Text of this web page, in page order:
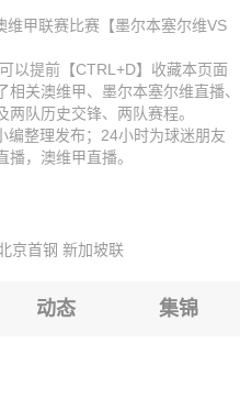
本塞尔维VS北部吉隆勇士
尔本塞尔维VS北部吉隆勇士
尔本塞尔维VS北部吉隆勇士
本塞尔维VS北部吉隆勇士
尔本塞尔维VS北部吉隆勇士
尔本塞尔维VS北部吉隆勇士
本塞尔维VS北部吉隆勇士
甲联赛比赛【墨尔本塞尔维VS
以提前【CTRL+D】收藏本页面
关澳维甲、墨尔本塞尔维直播、
队历史交锋、两队赛程。
整理发布；24小时为球迷朋友
，澳维甲直播。
京首钢 新加坡联
动态 集锦